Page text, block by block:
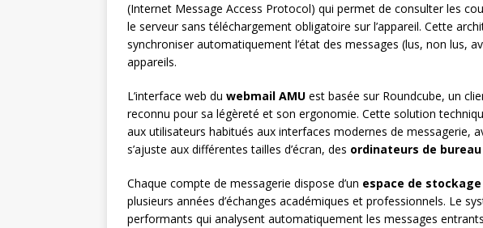
(Internet Message Access Protocol) qui permet de consulter les
le serveur sans téléchargement obligatoire sur l’appareil. Cette
synchroniser automatiquement l’état des messages (lus, non lus,
appareils.
L’interface web du webmail AMU est basée sur Roundcube, un
reconnu pour sa légèreté et son ergonomie. Cette solution
aux utilisateurs habitués aux interfaces modernes de messagerie,
s’ajuste aux différentes tailles d’écran, des ordinateurs de bureau
Chaque compte de messagerie dispose d’un espace de stockage
plusieurs années d’échanges académiques et professionnels. Le
performants qui analysent automatiquement les messages